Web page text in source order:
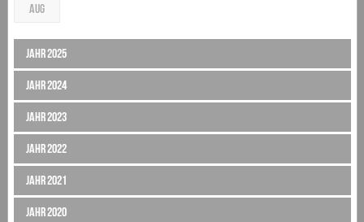
AUG
Jahr 2025
Jahr 2024
Jahr 2023
Jahr 2022
Jahr 2021
Jahr 2020